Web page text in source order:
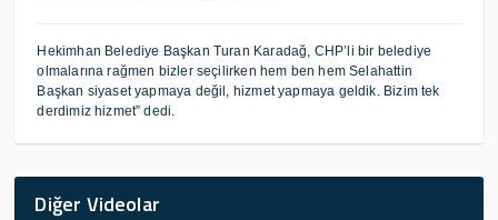
Hekimhan Belediye Başkan Turan Karadağ, CHP’li bir belediye
olmalarına rağmen bizler seçilirken hem ben hem Selahattin
Başkan siyaset yapmaya değil, hizmet yapmaya geldik. Bizim tek
derdimiz hizmet” dedi.
Diğer Videolar